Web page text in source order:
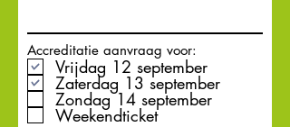
Accreditatie aanvraag voor:
Vrijdag 12 september
Zaterdag 13 september
Zondag 14 september
Weekendticket